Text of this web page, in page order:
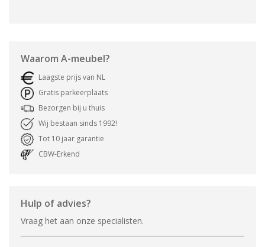
Waarom A-meubel?
Laagste prijs van NL
Gratis parkeerplaats
Bezorgen bij u thuis
Wij bestaan sinds 1992!
Tot 10 jaar garantie
CBW-Erkend
Hulp of advies?
Vraag het aan onze specialisten.